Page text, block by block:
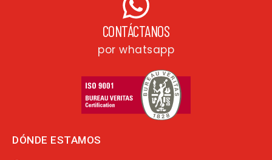
CONTÁCTANOS
por whatsapp
DÓNDE ESTAMOS